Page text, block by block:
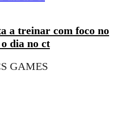
a treinar com foco no
dia no ct